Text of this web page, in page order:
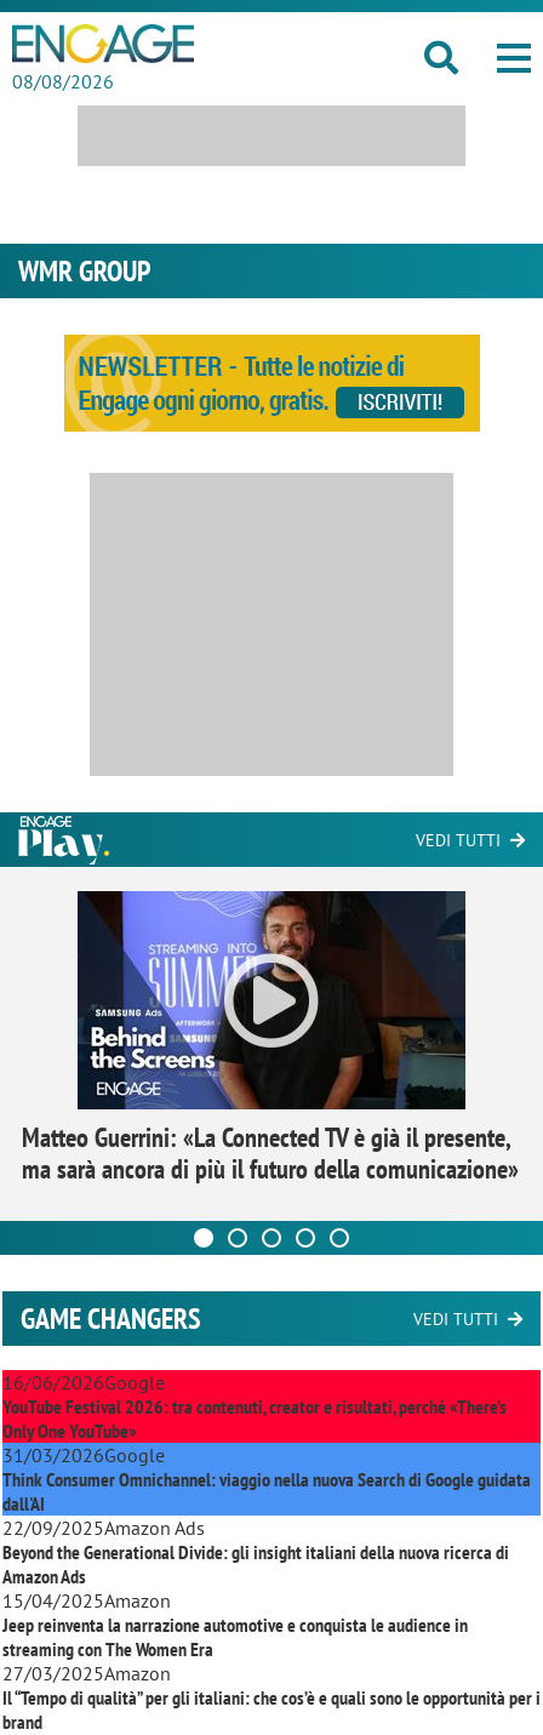
08/08/2026
WMR GROUP
VEDI TUTTI
Matteo Guerrini: «La Connected TV è già il presente,
ma sarà ancora di più il futuro della comunicazione»
GAME CHANGERS VEDI TUTTI
16/06/2026Google
YouTube Festival 2026: tra contenuti, creator e risultati, perché «There’s
Only One YouTube»
31/03/2026Google
Think Consumer Omnichannel: viaggio nella nuova Search di Google guidata
dall'AI
22/09/2025Amazon Ads
Beyond the Generational Divide: gli insight italiani della nuova ricerca di
Amazon Ads
15/04/2025Amazon
Jeep reinventa la narrazione automotive e conquista le audience in
streaming conThe Women Era
27/03/2025Amazon
Il “Tempo di qualità” per gli italiani: che cos’è e quali sono le opportunità per i
brand